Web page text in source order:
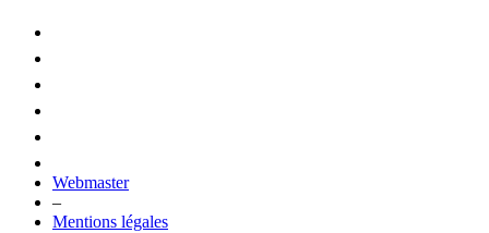
Webmaster
–
Mentions légales